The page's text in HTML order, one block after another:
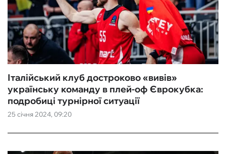
25 січня 2024, 09:20
Італійський клуб достроково «вивів»
українську команду в плей-оф Єврокубка:
подробиці турнірної ситуації